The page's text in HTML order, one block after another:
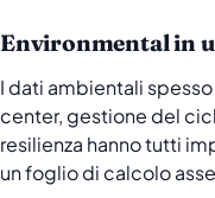
Environmental in
I dati ambientali
center, gestione del
resilienza hanno tutti
un foglio di calcolo